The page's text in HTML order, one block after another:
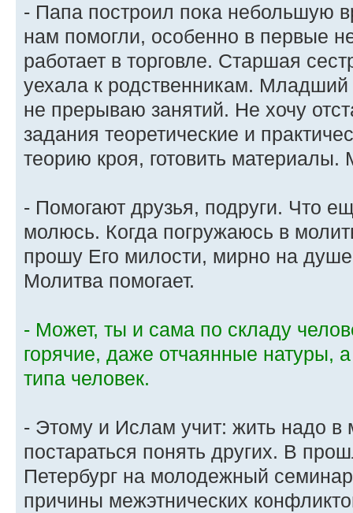
- Папа построил пока небольшую
нам помогли, особенно в первые
работает в торговле. Старшая
уехала к родственникам. Младший
не прерываю занятий. Не хочу
задания теоретические и
теорию кроя, готовить
- Помогают друзья, подруги. Что
молюсь. Когда погружаюсь в
прошу Его милости, мирно на
Молитва помогает.
- Может, ты и сама по складу
горячие, даже отчаянные натуры,
типа человек.
- Этому и Ислам учит: жить надо
постараться понять других. В
Петербург на молодежный
причины межэтнических